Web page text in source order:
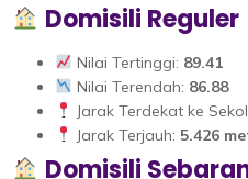
Domisili Reguler
Nilai Tertinggi: 89.41
Nilai Terendah: 86.88
Jarak Terdekat ke
Jarak Terjauh: 5.426
Domisili